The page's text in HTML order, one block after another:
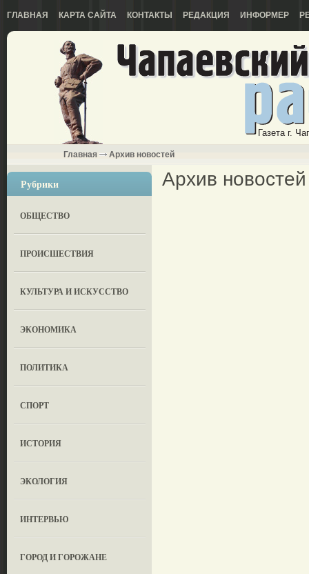
ГЛАВНАЯ КАРТА САЙТА КОНТАКТЫ РЕДАКЦИЯ ИНФОРМЕР
Газета г.
Главная Архив новостей
Рубрики
ОБЩЕСТВО
ПРОИСШЕСТВИЯ
КУЛЬТУРА И ИСКУССТВО
ЭКОНОМИКА
ПОЛИТИКА
СПОРТ
ИСТОРИЯ
ЭКОЛОГИЯ
ИНТЕРВЬЮ
ГОРОД И ГОРОЖАНЕ
Архив новостей